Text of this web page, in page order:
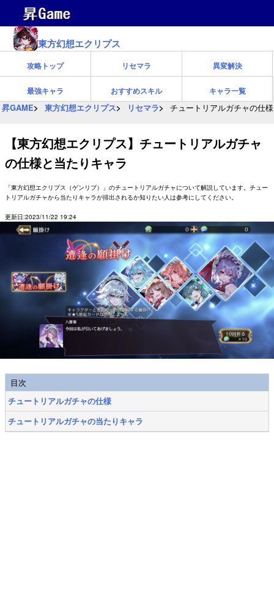
東方幻想エクリプス
攻略トップ リセマラ 異変解決
最強キャラ おすすめスキル キャラ一覧
昇GAME 東方幻想エクリプス リセマラ チュートリアルガチャの仕
【東方幻想エクリプス】チュートリアルガチャ
の仕様と当たりキャラ
「東方幻想エクリプス（ゲンリプ）」のチュートリアルガチャについて解説しています。チュー
トリアルガチャから当たりキャラが排出されるか知りたい人は参考にしてください。
更新日:2023/11/22 19:24
目次
チュートリアルガチャの仕様
チュートリアルガチャの当たりキャラ